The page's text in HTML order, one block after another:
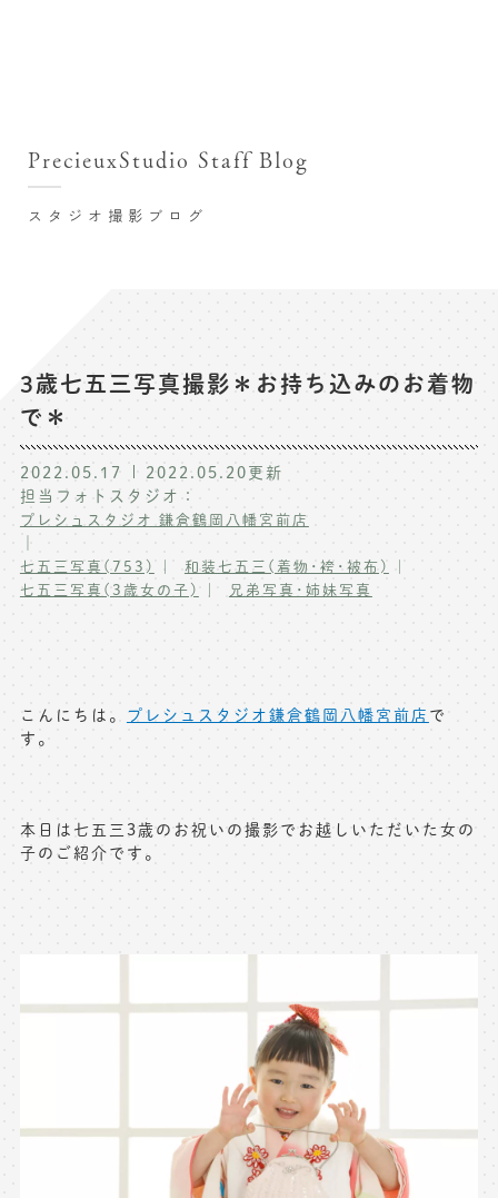
七五三お参り用着物レンタル
お宮参り写真撮影
ハーフバースデー撮影
卒業袴･卒業写真撮影
ハーフ成人式･10歳の祝い記念撮影
家族写真･記念写真撮影
マタニティフォト撮影
よくある質問
写真商品一覧
お祝いギフトカード
※上記アドレスは総合窓口となります
[営業時間] 9:00～17:00
[定休日] 土日祝日
マイページへログインする
スタジオ撮影ブログ
PrecieuxStudio Staff Blog
3歳七五三写真撮影＊お持ち込みのお着物
で＊
2022.05.17 2022.05.20更新
担当フォトスタジオ：
プレシュスタジオ 鎌倉鶴岡八幡宮前店
｜
七五三写真(753)
和装七五三(着物･袴･被布)
七五三写真(3歳女の子)
兄弟写真･姉妹写真
こんにちは。 プレシュスタジオ鎌倉鶴岡八幡宮前店 で
す。
本日は七五三3歳のお祝いの撮影でお越しいただいた女の
子のご紹介です。